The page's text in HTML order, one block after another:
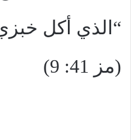
“الذي أكل
(مز 41: 9)